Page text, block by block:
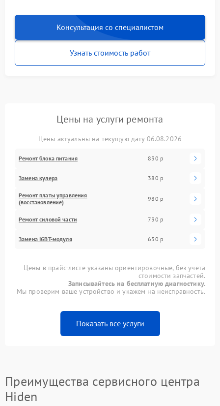
Консультация со специалистом
Узнать стоимость работ
Цены на услуги ремонта
Цены актуальны на текущую дату 06.08.2026
Ремонт блока питания 830 р
Замена кулера 380 р
Ремонт платы управления
(восстановление)
980 р
Ремонт силовой части 730 р
Замена IGBT-модуля 630 р
Цены в прайс-листе указаны ориентировочные, без учета
стоимости запчастей.
Записывайтесь на бесплатную диагностику.
Мы проверим ваше устройство и укажем на неисправность.
Показать все услуги
Преимущества сервисного центра
Hiden